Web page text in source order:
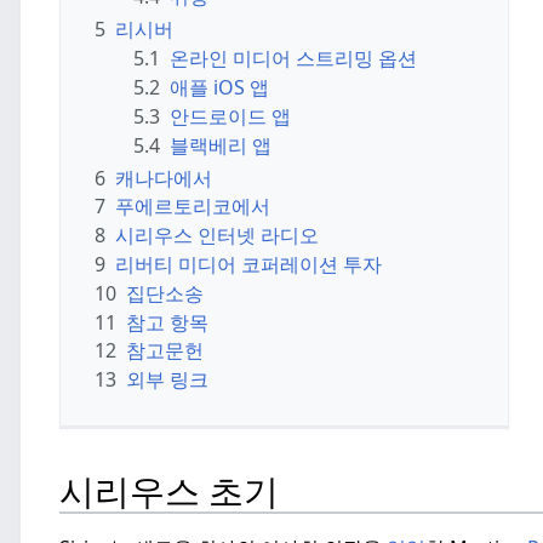
5 리시버
5.1 온라인 미디어 스트리밍 옵션
5.2 애플 iOS 앱
5.3 안드로이드 앱
5.4 블랙베리 앱
6 캐나다에서
7 푸에르토리코에서
8 시리우스 인터넷 라디오
9 리버티 미디어 코퍼레이션 투자
10 집단소송
11 참고 항목
12 참고문헌
13 외부 링크
시리우스 초기